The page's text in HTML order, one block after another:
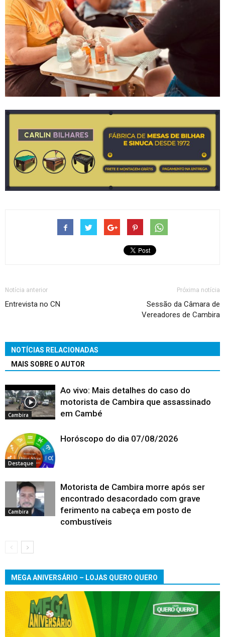
Notícia anterior
Entrevista no CN
Próxima notícia
Sessão da Câmara de
Vereadores de Cambira
NOTÍCIAS RELACIONADAS
MAIS SOBRE O AUTOR
Cambira
Ao vivo: Mais detalhes do caso do
motorista de Cambira que assassinado
em Cambé
Destaque
Horóscopo do dia 07/08/2026
Cambira
Motorista de Cambira morre após ser
encontrado desacordado com grave
ferimento na cabeça em posto de
combustíveis
MEGA ANIVERSÁRIO – LOJAS QUERO QUERO